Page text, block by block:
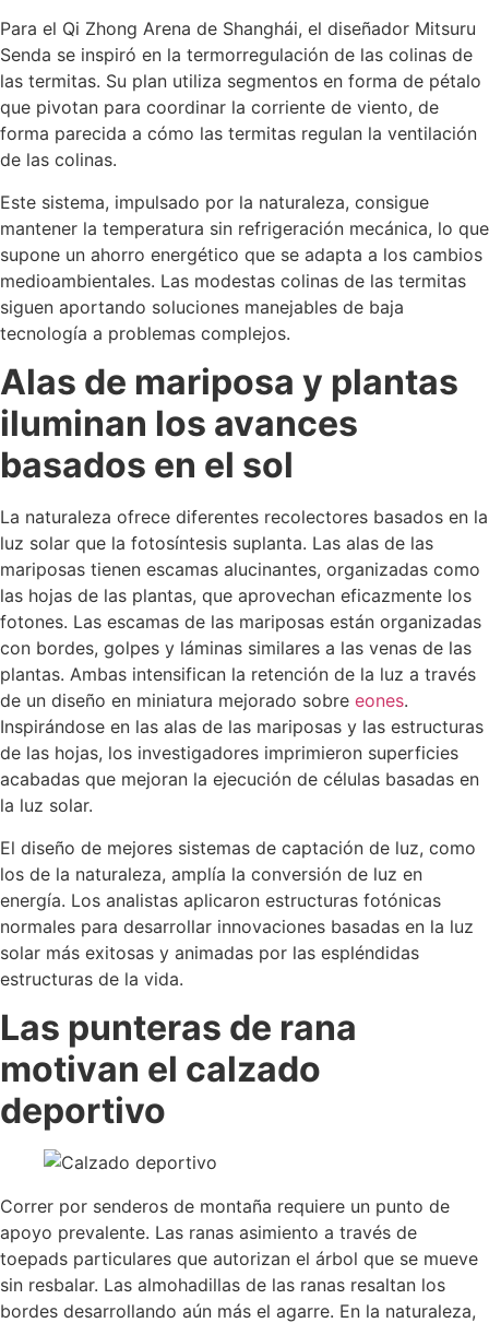
Para el Qi Zhong Arena de Shanghái, el diseñador Mitsuru
Senda se inspiró en la termorregulación de las colinas de
las termitas. Su plan utiliza segmentos en forma de pétalo
que pivotan para coordinar la corriente de viento, de
forma parecida a cómo las termitas regulan la ventilación
de las colinas.
Este sistema, impulsado por la naturaleza, consigue
mantener la temperatura sin refrigeración mecánica, lo que
supone un ahorro energético que se adapta a los cambios
medioambientales. Las modestas colinas de las termitas
siguen aportando soluciones manejables de baja
tecnología a problemas complejos.
Alas de mariposa y plantas
iluminan los avances
basados en el sol
La naturaleza ofrece diferentes recolectores basados en la
luz solar que la fotosíntesis suplanta. Las alas de las
mariposas tienen escamas alucinantes, organizadas como
las hojas de las plantas, que aprovechan eficazmente los
fotones. Las escamas de las mariposas están organizadas
con bordes, golpes y láminas similares a las venas de las
plantas. Ambas intensifican la retención de la luz a través
de un diseño en miniatura mejorado sobre eones.
Inspirándose en las alas de las mariposas y las estructuras
de las hojas, los investigadores imprimieron superficies
acabadas que mejoran la ejecución de células basadas en
la luz solar.
El diseño de mejores sistemas de captación de luz, como
los de la naturaleza, amplía la conversión de luz en
energía. Los analistas aplicaron estructuras fotónicas
normales para desarrollar innovaciones basadas en la luz
solar más exitosas y animadas por las espléndidas
estructuras de la vida.
Las punteras de rana
motivan el calzado
deportivo
Correr por senderos de montaña requiere un punto de
apoyo prevalente. Las ranas asimiento a través de
toepads particulares que autorizan el árbol que se mueve
sin resbalar. Las almohadillas de las ranas resaltan los
bordes desarrollando aún más el agarre. En la naturaleza,